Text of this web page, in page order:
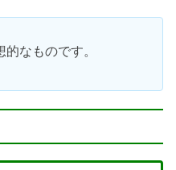
なものです。